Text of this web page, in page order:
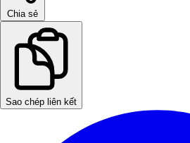
Chia sẻ
Sao chép liên kết